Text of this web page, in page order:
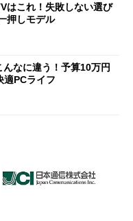
はこれ！失敗しない選び
押しモデル
んなに違う！予算10万円
適PCライフ